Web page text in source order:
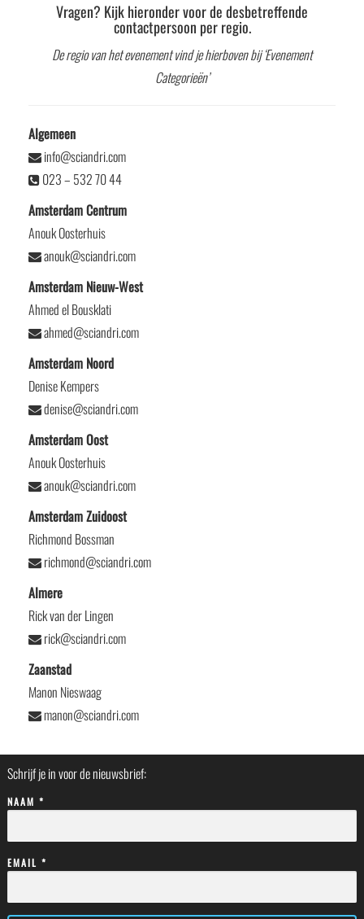
Vragen? Kijk hieronder voor de desbetreffende
contactpersoon per regio.
De regio van het evenement vind je hierboven bij ‘Evenement
Categorieën’
Algemeen
info@sciandri.com
023 – 532 70 44
Amsterdam Centrum
Anouk Oosterhuis
anouk@sciandri.com
Amsterdam Nieuw-West
Ahmed el Bousklati
ahmed@sciandri.com
Amsterdam Noord
Denise Kempers
denise@sciandri.com
Amsterdam Oost
Anouk Oosterhuis
anouk@sciandri.com
Amsterdam Zuidoost
Richmond Bossman
richmond@sciandri.com
Almere
Rick van der Lingen
rick@sciandri.com
Zaanstad
Manon Nieswaag
manon@sciandri.com
Schrijf je in voor de nieuwsbrief:
NAAM *
EMAIL *